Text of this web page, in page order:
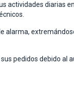
actividades diarias
alarma,
pedidos debido al